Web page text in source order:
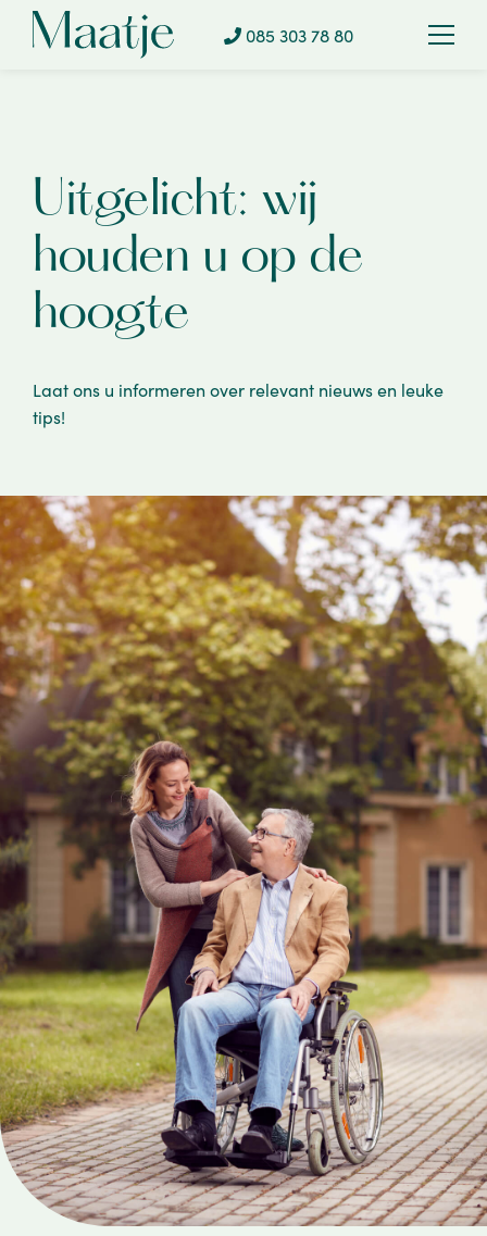
085 303 78 80
Uitgelicht: wij
houden u op de
hoogte
Laat ons u informeren over relevant nieuws en leuke
tips!